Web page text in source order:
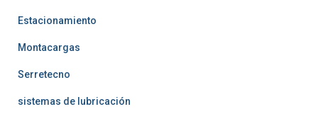
Estacionamiento
Montacargas
Serretecno
sistemas de lubricación